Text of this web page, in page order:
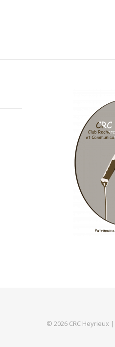
© 2026 CRC Heyrieux |